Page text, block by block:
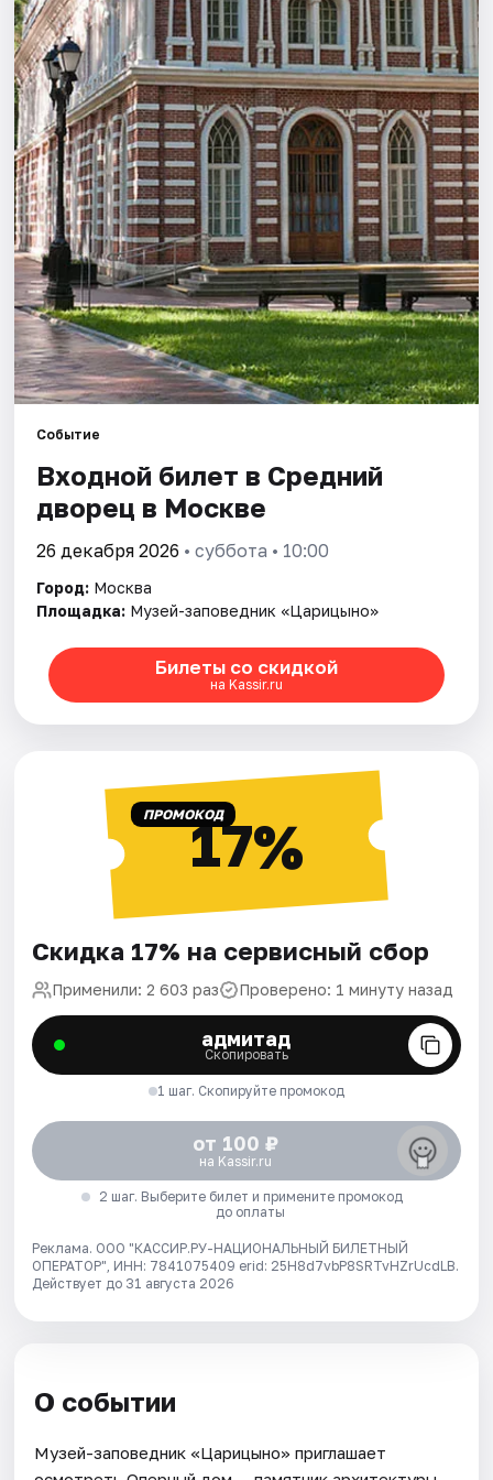
Города
Площадки
Артисты
Рейтинги
Событие
Входной билет в Средний
дворец в Москве
26 декабря 2026 • суббота • 10:00
Город: Москва
Площадка: Музей-заповедник «Царицыно»
Билеты со скидкой
на Kassir.ru
ПРОМОКОД17%
Скидка 17% на сервисный сбор
Применили: 2 603 раз Проверено: 1 минуту назад
адмитад
Скопировать
1 шаг. Скопируйте промокод
от 100 ₽
на Kassir.ru
2 шаг. Выберите билет и примените промокод
до оплаты
Реклама. ООО "КАССИР.РУ-НАЦИОНАЛЬНЫЙ БИЛЕТНЫЙ
ОПЕРАТОР", ИНН: 7841075409 erid: 25H8d7vbP8SRTvHZrUcdLB.
Действует до 31 августа 2026
О событии
Музей-заповедник «Царицыно» приглашает